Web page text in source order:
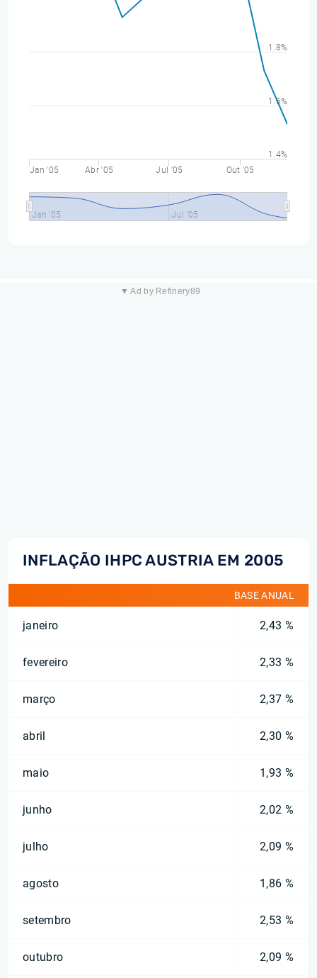
Jan '05 Abr '05 Jul '05 Out '05
Jan '05 Jul '05
1.4%
1.6%
1.8%
▼ Ad by Refinery89
INFLAÇÃO IHPC AUSTRIA EM 2005
BASE ANUAL
janeiro 2,43 %
fevereiro 2,33 %
março 2,37 %
abril 2,30 %
maio 1,93 %
junho 2,02 %
julho 2,09 %
agosto 1,86 %
setembro 2,53 %
outubro 2,09 %